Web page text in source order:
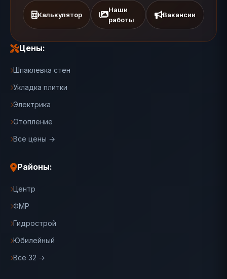
Калькулятор
Наши
работы
Вакансии
Цены:
Шпаклевка стен
Укладка плитки
Электрика
Отопление
Все цены →
Районы:
Центр
ФМР
Гидрострой
Юбилейный
Все 32 →